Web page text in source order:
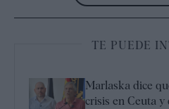
TE PUEDE
Marlaska dice
crisis en Ceuta y